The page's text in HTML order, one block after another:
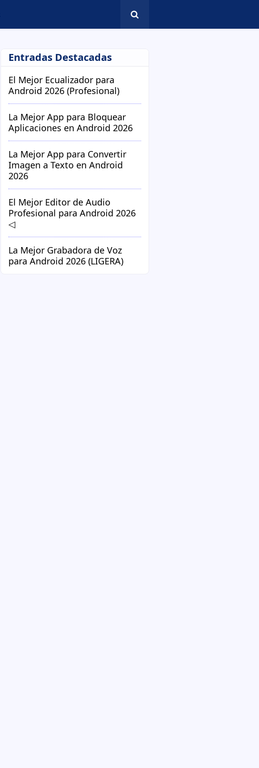
Entradas Destacadas
El Mejor Ecualizador para
Android 2026 (Profesional)
La Mejor App para Bloquear
Aplicaciones en Android 2026
La Mejor App para Convertir
Imagen a Texto en Android
2026
El Mejor Editor de Audio
Profesional para Android 2026
◁
La Mejor Grabadora de Voz
para Android 2026 (LIGERA)